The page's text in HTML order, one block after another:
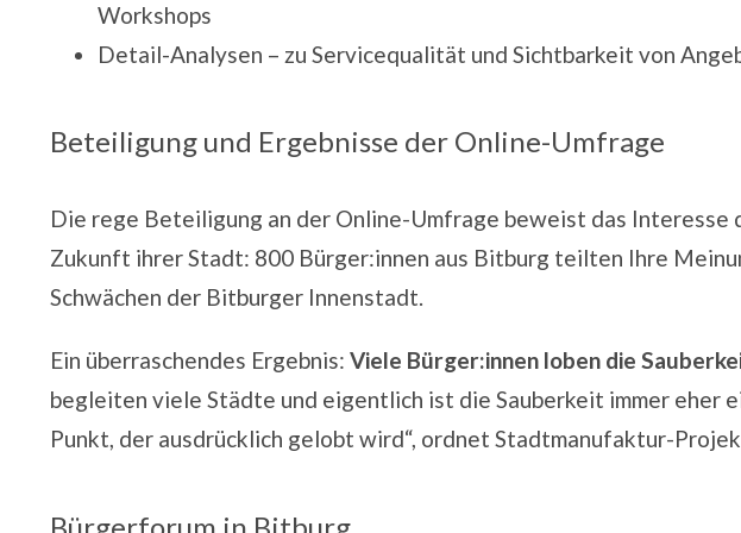
Workshops
Detail-Analysen – zu Servicequalität und Sichtbarkeit von
Beteiligung und Ergebnisse der Online-Umfrage
Die rege Beteiligung an der Online-Umfrage beweist das Interesse
Zukunft ihrer Stadt: 800 Bürger:innen aus Bitburg teilten Ihre
Schwächen der Bitburger Innenstadt.
Ein überraschendes Ergebnis: Viele Bürger:innen loben die
begleiten viele Städte und eigentlich ist die Sauberkeit immer eher
Punkt, der ausdrücklich gelobt wird“, ordnet Stadtmanufaktur-
Bürgerforum in Bitburg